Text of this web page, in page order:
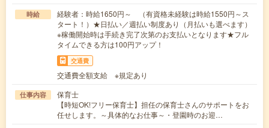
時給
経験者：時給1650円～ （有資格未経験は時給1550円～ス
タート！）★日払い／週払い制度あり（月払いも選べます）
※稼働開始時は手続き完了次第のお支払いとなります★フル
タイムできる方は100円アップ！
交通費
交通費全額支給 ※規定あり
仕事内容
保育士
【時短OK!フリー保育士】担任の保育士さんのサポートをお
任せします。～具体的なお仕事～・登園時のお迎…